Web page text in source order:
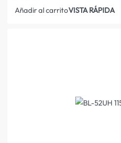
Añadir al carritoVISTA RÁPIDA